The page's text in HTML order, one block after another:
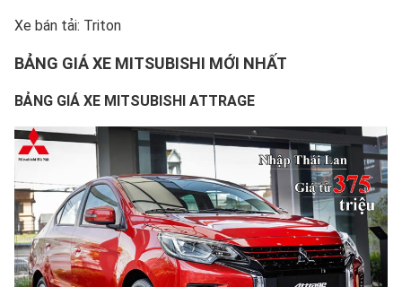
Xe bán tải: Triton
BẢNG GIÁ XE MITSUBISHI MỚI NHẤT
BẢNG GIÁ XE MITSUBISHI ATTRAGE